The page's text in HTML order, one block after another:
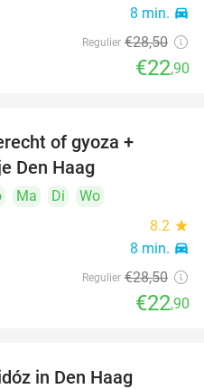
8 min. directions_car
Regulier €28,50
€22,90
of gyoza +
Den Haag
Ma Di
Wo
8.2 star
8 min. directions_car
Regulier €28,50
€22,90
in Den Haag